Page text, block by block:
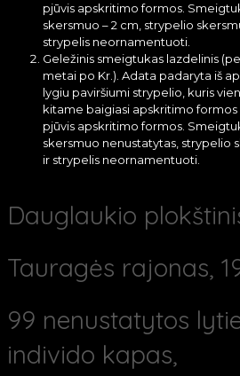
pjūvis apskritimo formos.
skersmuo – 2 cm, strypelio
strypelis neornamentuoti.
Geležinis smeigtukas lazdelinis
metai po Kr.). Adata padaryta iš
lygiu paviršiumi strypelio, kuris
kitame baigiasi apskritimo
pjūvis apskritimo formos.
skersmuo nenustatytas, strypelio
ir strypelis neornamentuoti.
Dauglaukio
Tauragės rajonas,
99 nenustatytos
individo kapas,